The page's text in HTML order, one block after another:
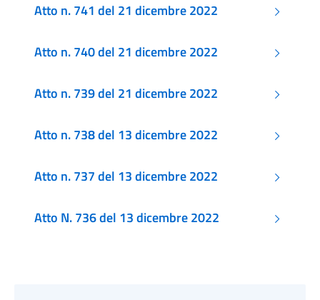
Atto n. 741 del 21 dicembre 2022
Atto n. 740 del 21 dicembre 2022
Atto n. 739 del 21 dicembre 2022
Atto n. 738 del 13 dicembre 2022
Atto n. 737 del 13 dicembre 2022
Atto N. 736 del 13 dicembre 2022